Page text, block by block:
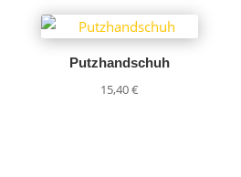
Putzhandschuh
15,40€